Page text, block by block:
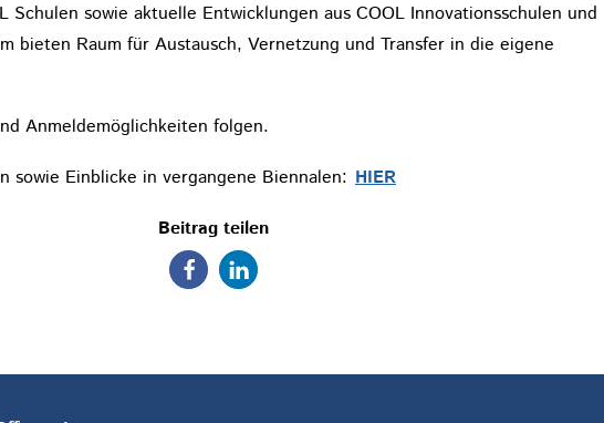
Schulen sowie aktuelle Entwicklungen aus COOL Innovationsschulen und
bieten Raum für Austausch, Vernetzung und Transfer in die eigene
Anmeldemöglichkeiten folgen.
sowie Einblicke in vergangene Biennalen: HIER
Beitrag teilen